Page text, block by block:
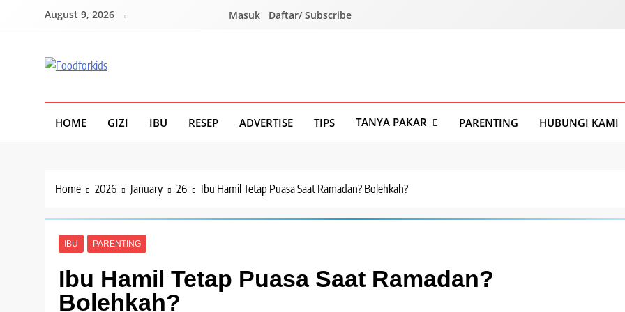
August 9, 2026 Masuk Daftar/ Subscribe
HOME GIZI IBU RESEP ADVERTISE TIPS TANYA PAKAR PARENTING HUBUNGI KAMI
Home 2026 January 26 Ibu Hamil Tetap Puasa Saat Ramadan? Bolehkah?
IBU PARENTING
Ibu Hamil Tetap Puasa Saat Ramadan?
Bolehkah?